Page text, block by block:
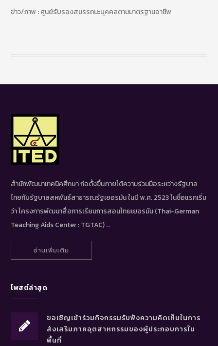
ข่าว/ภาพ : ศูนย์รับรองสมรรถนะบุคคลตามมาตรฐานอาชีพ
สำนักพัฒนาเทคนิคศึกษา ก่อตั้งขึ้นภายใต้ความร่วมมือระหว่างรัฐบาล
ไทยกับรัฐบาลสหพันธ์สาธารณรัฐเยอรมัน ในปี พ.ศ. 2523 ในชื่อแรกเริ่ม
ว่า โครงการพัฒนาสื่อการเรียนการสอนไทยเยอรมัน (Thai-German
Teaching Aids Center : TGTAC) …
อ่านเพิ่มเติม
โพสต์ล่าสุด
ขอเชิญเข้าร่วมกิจกรรมรับฟังความคิดเห็นในการ
ส่งเสริมภาคอุตสาหกรรมของผู้ประกอบการใน
พื้นที่